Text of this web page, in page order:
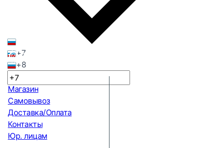
+7
+8
Магазин
Самовывоз
Доставка/Оплата
Контакты
Юр. лицам